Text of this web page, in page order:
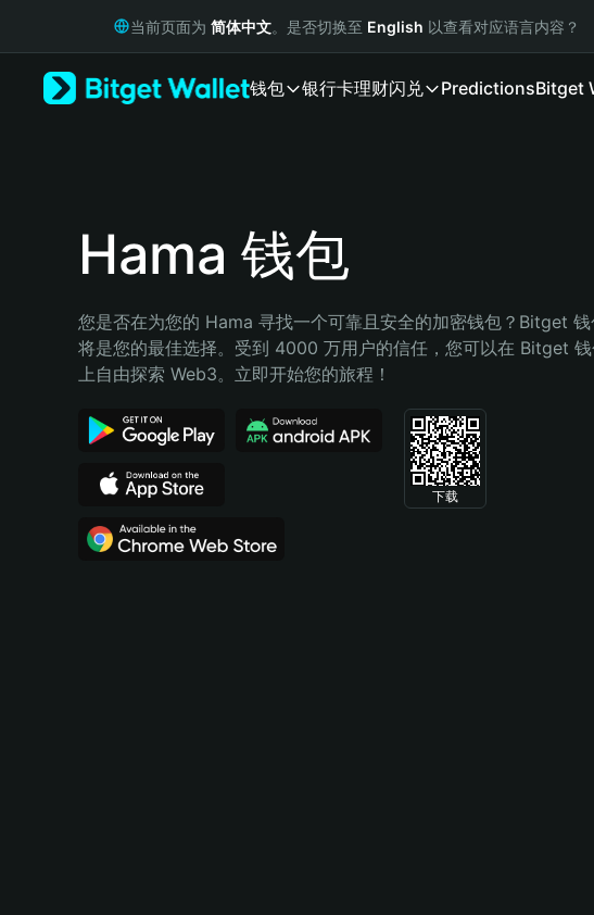
Русский
Bahasa Indonesia
Español (Argentina)
当前页面为 简体中文。是否切换至 English 以查看对应语言内容？
钱包 银行卡理财闪兑 PredictionsBitget
Hama 钱包
您是否在为您的 Hama 寻找一个可靠且安全的加密钱包？Bitget
将是您的最佳选择。受到 4000 万用户的信任，您可以在 Bitget
上自由探索 Web3。立即开始您的旅程！
下载